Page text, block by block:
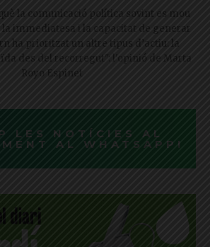
la comunicació política sovint es mou
immediatesa i la capacitat de generar
ha prioritzat un altre tipus d’actiu: la
des del recorregut": l'opinió de Marta
Royo Espinet
LES NOTÍCIES AL
AL WHATSAPP!